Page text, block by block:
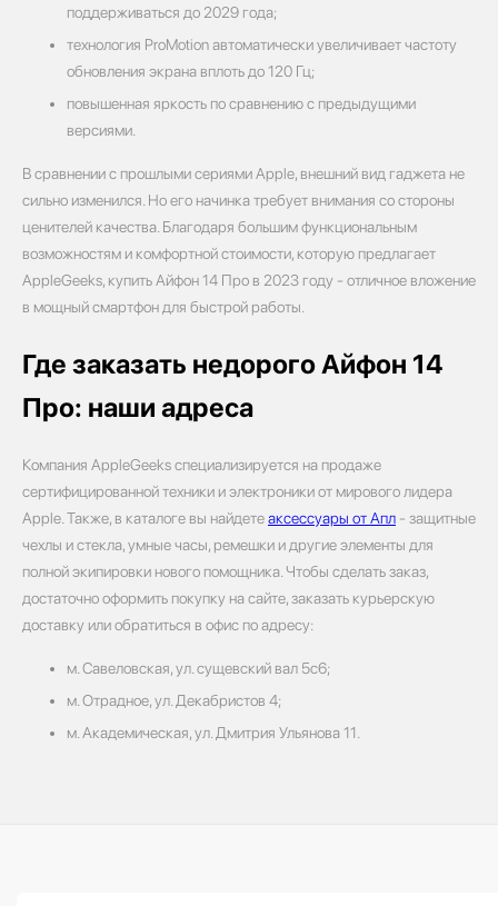
поддерживаться до 2029 года;
технология ProMotion автоматически увеличивает частоту
обновления экрана вплоть до 120 Гц;
повышенная яркость по сравнению с предыдущими
версиями.
В сравнении с прошлыми сериями Apple, внешний вид гаджета не
сильно изменился. Но его начинка требует внимания со стороны
ценителей качества. Благодаря большим функциональным
возможностям и комфортной стоимости, которую предлагает
AppleGeeks, купить Айфон 14 Про в 2023 году - отличное вложение
в мощный смартфон для быстрой работы.
Где заказать недорого Айфон 14
Про: наши адреса
Компания AppleGeeks специализируется на продаже
сертифицированной техники и электроники от мирового лидера
Apple. Также, в каталоге вы найдетеаксессуары от Апл - защитные
чехлы и стекла, умные часы, ремешки и другие элементы для
полной экипировки нового помощника. Чтобы сделать заказ,
достаточно оформить покупку на сайте, заказать курьерскую
доставку или обратиться в офис по адресу:
м. Савеловская, ул. сущевский вал 5с6;
м. Отрадное, ул. Декабристов 4;
м. Академическая, ул. Дмитрия Ульянова 11.